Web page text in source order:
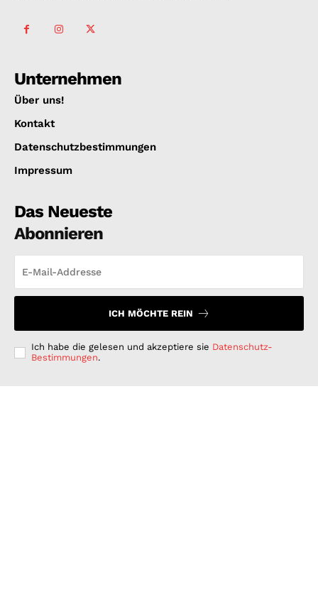
Unternehmen
Über uns!
Kontakt
Datenschutzbestimmungen
Impressum
Das Neueste
Abonnieren
ICH MÖCHTE REIN
Ich habe die gelesen und akzeptiere sie Datenschutz-
Bestimmungen.